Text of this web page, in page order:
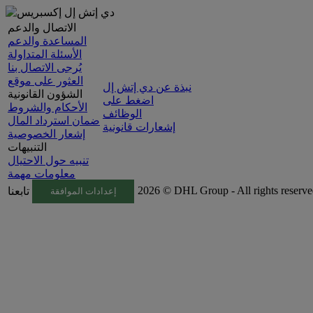
المساعدة والدعم
الأسئلة المتداولة
يُرجى الاتصال بنا
العثور على موقع
الشؤون القانونية
الأحكام والشروط
ضمان استرداد المال
إشعار الخصوصية
التنبيهات
تنبيه حول الاحتيال
معلومات مهمة
نبذة عن دي إتش إل
اضغط على
الوظائف
إشعارات قانونية
تابعنا إعدادات الموافقة 2026 © DHL Group - All rights